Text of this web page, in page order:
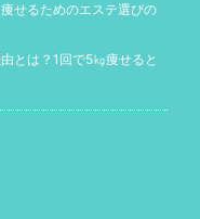
せるためのエステ選びの
とは？1回で5㎏痩せると